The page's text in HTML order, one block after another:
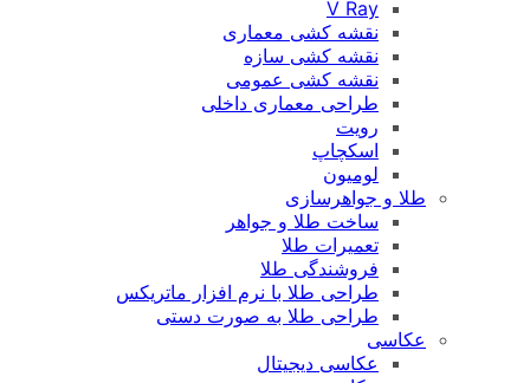
V Ray
نقشه کشی معماری
نقشه کشی سازه
نقشه کشی عمومی
طراحی معماری داخلی
رویت
اسکچاپ
لومیون
طلا و جواهرسازی
ساخت طلا و جواهر
تعمیرات طلا
فروشندگی طلا
طراحی طلا با نرم افزار ماتریکس
طراحی طلا به صورت دستی
عکاسی
عکاسی دیجیتال